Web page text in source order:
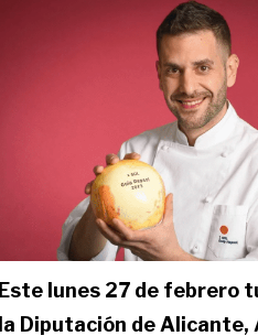
Este lunes 27 de febrero
la Diputación de